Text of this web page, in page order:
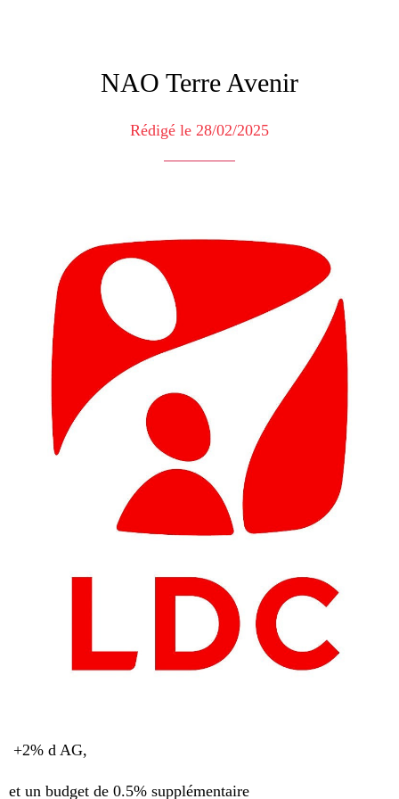
NAO Terre Avenir
Rédigé le 28/02/2025
+2% d AG,
et un budget de 0.5% supplémentaire